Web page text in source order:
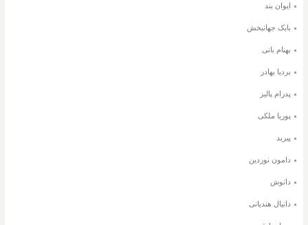
ایوان بند
بابک جهانبخش
بهنام بانی
بردیا بهادر
پدرام پالیز
پوریا ملکی
پیربد
دامون نوردین
دانوش
دانیال هندیانی